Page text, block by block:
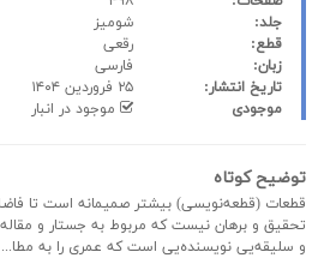
جلد:
شومیز
قطع:
رقعی
زبان:
فارسی
تاریخ انتشار:
موجودی
موجود در انبار
توضیح کوتاه
قطعات (قطعه‌نویسی) بیشتر صمیمانه است تا
تحقیق و برهان نیست که مربوط به جستار و
و سلیقه‌یی نویسنده‌یی است که عمری را به مطا...